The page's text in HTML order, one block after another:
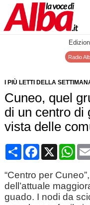
Radio
I PIÙ LETTI DELLA
Cuneo, quel
di un centro di
vista delle
CondividiFacebook
X
“Centro per
dell’attuale
guado. I nodi da